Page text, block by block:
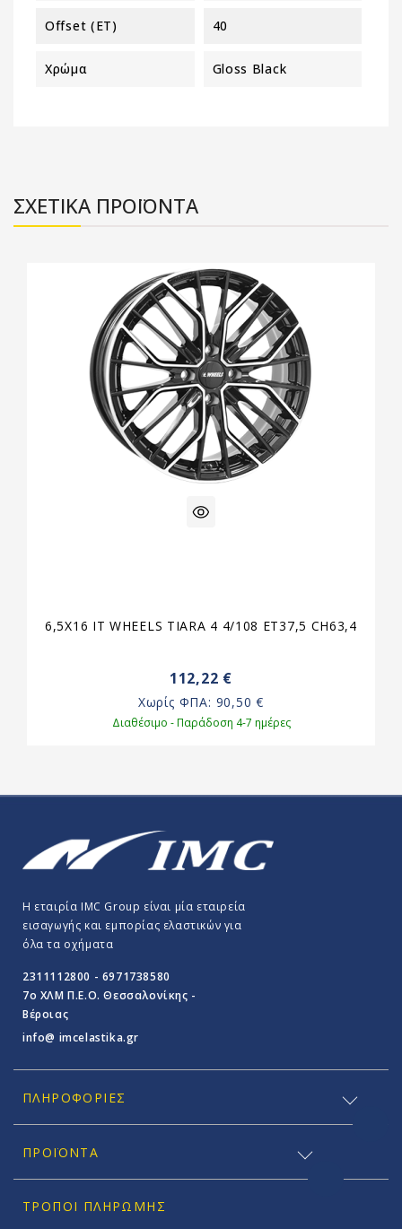
Offset (ET) 40
Χρώμα Gloss Black
ΣΧΕΤΙΚΑ ΠΡΟΪΟΝΤΑ
6,5X16 IT WHEELS TIARA 4 4/108 ET37,5 CH63,4
112,22 €
Χωρίς ΦΠΑ: 90,50 €
Διαθέσιμο - Παράδοση 4-7 ημέρες
Η εταιρία IMC Group είναι μία εταιρεία
εισαγωγής και εμπορίας ελαστικών για
όλα τα οχήματα
2311112800 - 6971738580
7o ΧΛΜ Π.E.O. Θεσσαλονίκης -
Βέροιας
info@ imcelastika.gr
ΠΛΗΡΟΦΟΡΊΕΣ
ΠΡΟΪΟΝΤΑ
ΤΡΌΠΟΙ ΠΛΗΡΩΜΉΣ